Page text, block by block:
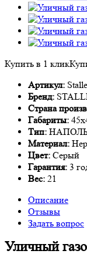
Купить в 1 клик
Артикул:
Бренд:
Страна
Габариты:
Тип:
Материал:
Цвет: Серый
Гарантия: 3
Вес: 21
Описание
Отзывы
Задать вопрос
Уличный